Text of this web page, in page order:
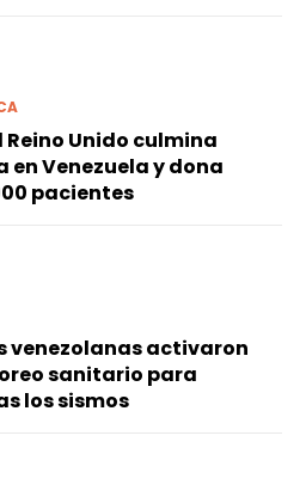
Unido culmina
Venezuela y dona
pacientes
venezolanas activaron
sanitario para
los sismos